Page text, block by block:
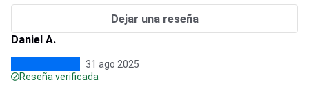
Dejar una reseña
Daniel A.
31 ago 2025
Reseña verificada